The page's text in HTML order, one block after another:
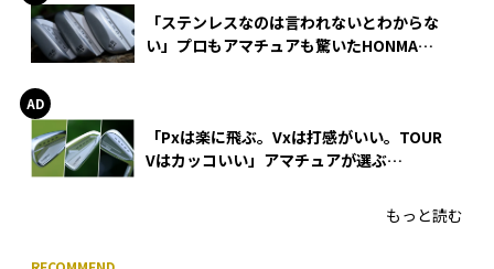
「ステンレスなのは言われないとわからな
い」プロもアマチュアも驚いたHONMA
「Pxは楽に飛ぶ。Vxは打感がいい。TOUR
Vはカッコいい」アマチュアが選ぶ
もっと読む